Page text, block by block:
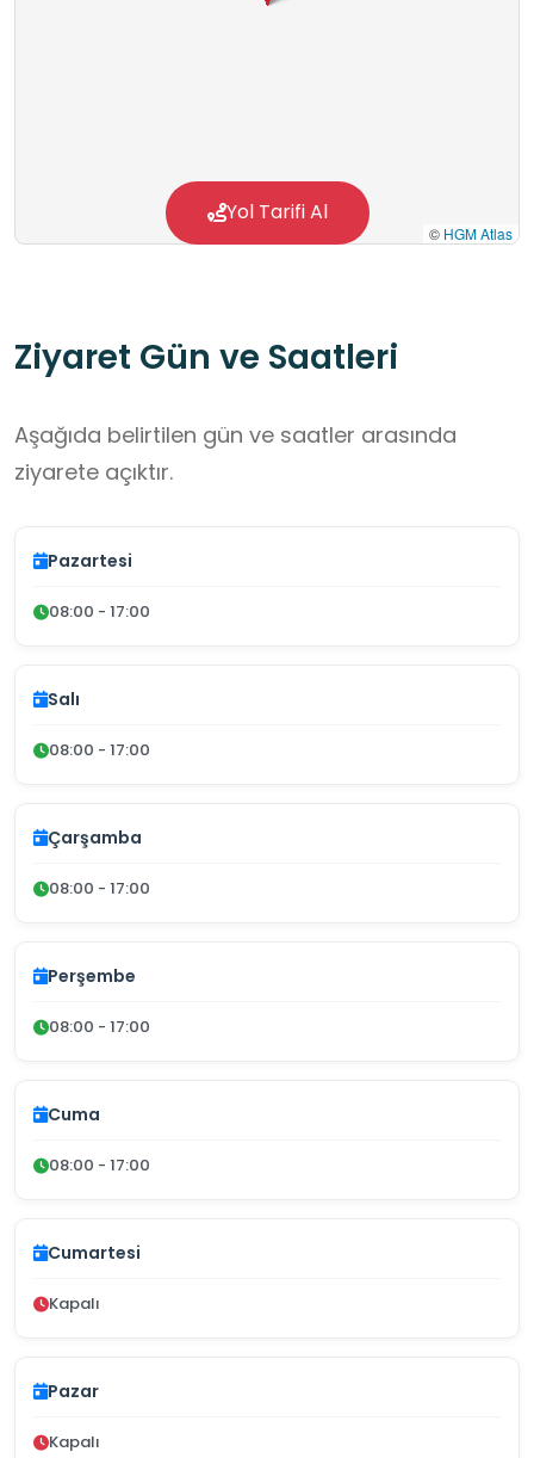
© HGM Atlas
Yol Tarifi Al
Ziyaret Gün ve Saatleri
Aşağıda belirtilen gün ve saatler arasında
ziyarete açıktır.
Pazartesi
08:00 - 17:00
Salı
08:00 - 17:00
Çarşamba
08:00 - 17:00
Perşembe
08:00 - 17:00
Cuma
08:00 - 17:00
Cumartesi
Kapalı
Pazar
Kapalı